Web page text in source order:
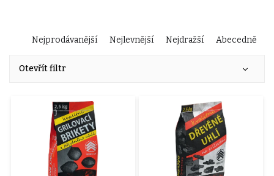
Ř
a
Nejprodávanější Nejlevnější Nejdražší Abecedně
Otevřít filtr